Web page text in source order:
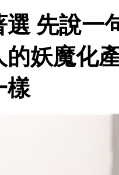
先說一
的妖魔化
樣